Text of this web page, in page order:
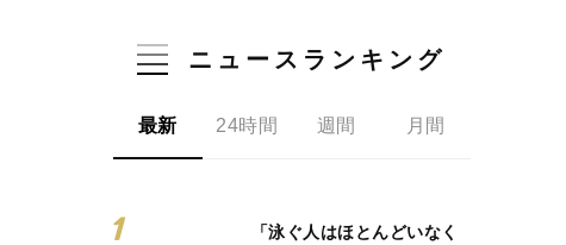
ニュースランキング
最新 24時間 週間 月間
「泳ぐ人はほとんどいなく